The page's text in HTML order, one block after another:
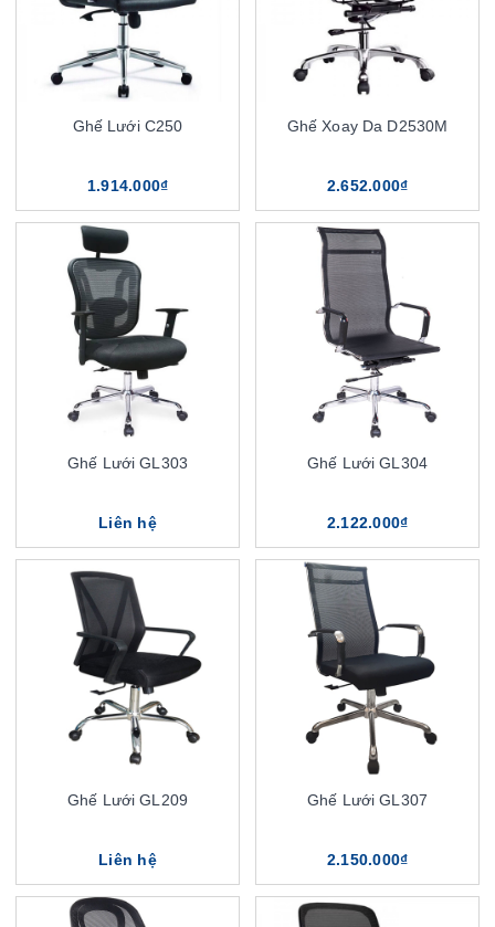
Ghế Lưới C250
1.914.000₫
Ghế Xoay Da D2530M
2.652.000₫
Ghế Lưới GL303
Liên hệ
Ghế Lưới GL304
2.122.000₫
Ghế Lưới GL209
Liên hệ
Ghế Lưới GL307
2.150.000₫